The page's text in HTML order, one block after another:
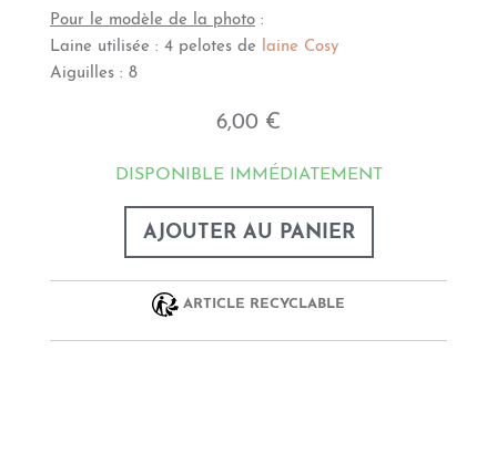
Pour le modèle de la photo :
Laine utilisée : 4 pelotes de laine Cosy
Aiguilles : 8
6,00 €
DISPONIBLE IMMÉDIATEMENT
AJOUTER AU PANIER
ARTICLE RECYCLABLE